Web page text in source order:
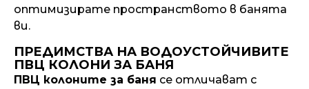
оптимизирате пространството в банята
ви.
ПРЕДИМСТВА НА ВОДОУСТОЙЧИВИТЕ
ПВЦ КОЛОНИ ЗА БАНЯ
ПВЦ колоните за баня се отличават с